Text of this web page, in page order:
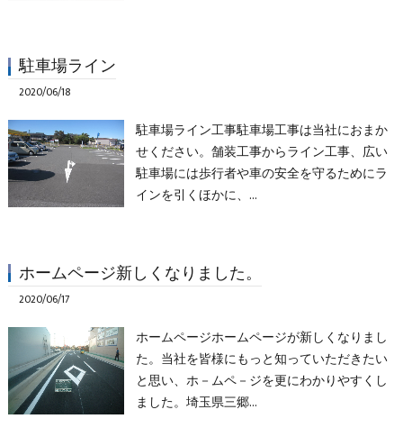
駐車場ライン
2020/06/18
駐車場ライン工事駐車場工事は当社におまか
せください。舗装工事からライン工事、広い
駐車場には歩行者や車の安全を守るためにラ
インを引くほかに、…
ホームページ新しくなりました。
2020/06/17
ホームページホームページが新しくなりまし
た。当社を皆様にもっと知っていただきたい
と思い、ホ－ムペ－ジを更にわかりやすくし
ました。埼玉県三郷…